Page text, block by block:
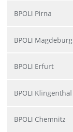
BPOLI Pirna
BPOLI Magdeburg
BPOLI Erfurt
BPOLI Klingenthal
BPOLI Chemnitz